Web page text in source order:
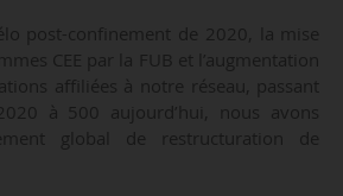
post-confinement de 2020, la mise
CEE par la FUB et l’augmentation
affiliées à notre réseau, passant
à 500 aujourd’hui, nous avons
global de restructuration de